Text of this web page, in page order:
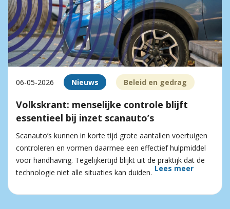
06-05-2026 Nieuws Beleid en gedrag
Volkskrant: menselijke controle blijft
essentieel bij inzet scanauto’s
Scanauto’s kunnen in korte tijd grote aantallen voertuigen
controleren en vormen daarmee een effectief hulpmiddel
voor handhaving. Tegelijkertijd blijkt uit de praktijk dat de
technologie niet alle situaties kan duiden. Lees meer